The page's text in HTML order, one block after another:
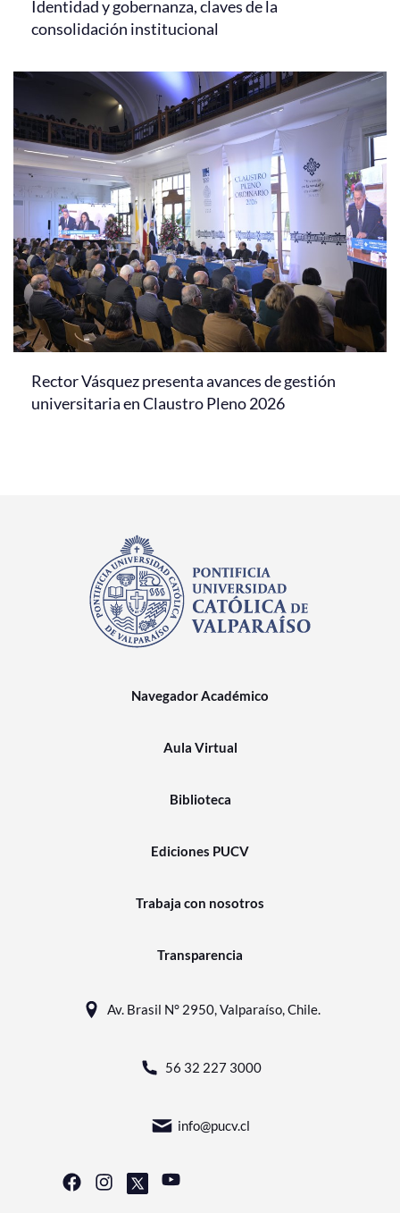
Identidad y gobernanza, claves de la
consolidación institucional
Rector Vásquez presenta avances de gestión
universitaria en Claustro Pleno 2026
Navegador Académico
Aula Virtual
Biblioteca
Ediciones PUCV
Trabaja con nosotros
Transparencia
Av. Brasil N° 2950, Valparaíso, Chile.
56 32 227 3000
info@pucv.cl